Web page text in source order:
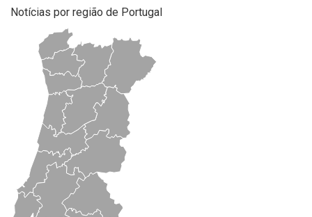
Notícias por região de Portugal